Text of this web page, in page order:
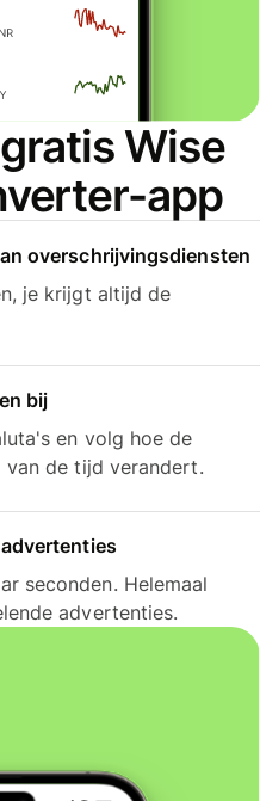
Wise
app
overschrijvingsdiensten
je krijgt altijd de
bij
en volg hoe de
de tijd verandert.
seconden. Helemaal
advertenties.